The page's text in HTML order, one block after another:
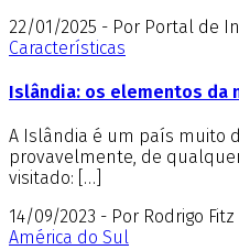
22/01/2025 - Por Portal de
Características
Islândia: os elementos da
A Islândia é um país muito
provavelmente, de
visitado: […]
14/09/2023 - Por Rodrigo Fitz
América do Sul